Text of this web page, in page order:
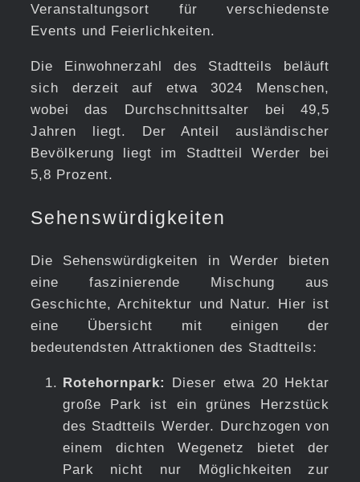
Veranstaltungsort für verschiedenste
Events und Feierlichkeiten.
Die Einwohnerzahl des Stadtteils beläuft
sich derzeit auf etwa 3024 Menschen,
wobei das Durchschnittsalter bei 49,5
Jahren liegt. Der Anteil ausländischer
Bevölkerung liegt im Stadtteil Werder bei
5,8 Prozent.
Sehenswürdigkeiten
Die Sehenswürdigkeiten in Werder bieten
eine faszinierende Mischung aus
Geschichte, Architektur und Natur. Hier ist
eine Übersicht mit einigen der
bedeutendsten Attraktionen des Stadtteils:
Rotehornpark:
Dieser etwa 20 Hektar
große Park ist ein grünes Herzstück
des Stadtteils Werder. Durchzogen von
einem dichten Wegenetz bietet der
Park nicht nur Möglichkeiten zur